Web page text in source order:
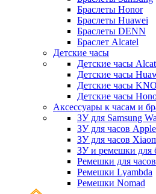
Браслеты Honor
Браслеты Huawei
Браслеты DENN
Браслет Alcatel
Детские часы
Детские часы
Детские часы
Детские часы
Детские часы
Аксессуары к часам и
ЗУ для Samsung
ЗУ для часов
ЗУ для часов
ЗУ и ремешки для
Ремешки для
Ремешки Lyambda
Ремешки Nomad